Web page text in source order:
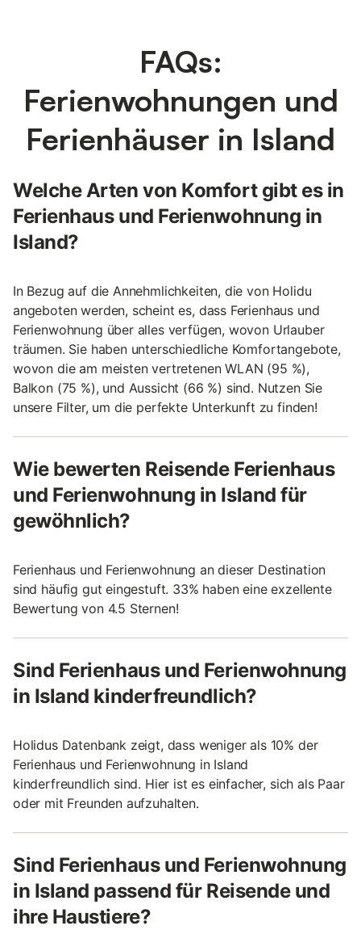
FAQs:
Ferienwohnungen und
Ferienhäuser in Island
Welche Arten von Komfort gibt es in
Ferienhaus und Ferienwohnung in
Island?
In Bezug auf die Annehmlichkeiten, die von Holidu
angeboten werden, scheint es, dass Ferienhaus und
Ferienwohnung über alles verfügen, wovon Urlauber
träumen. Sie haben unterschiedliche Komfortangebote,
wovon die am meisten vertretenen WLAN (95 %),
Balkon (75 %), und Aussicht (66 %) sind. Nutzen Sie
unsere Filter, um die perfekte Unterkunft zu finden!
Wie bewerten Reisende Ferienhaus
und Ferienwohnung in Island für
gewöhnlich?
Ferienhaus und Ferienwohnung an dieser Destination
sind häufig gut eingestuft. 33% haben eine exzellente
Bewertung von 4.5 Sternen!
Sind Ferienhaus und Ferienwohnung
in Island kinderfreundlich?
Holidus Datenbank zeigt, dass weniger als 10% der
Ferienhaus und Ferienwohnung in Island
kinderfreundlich sind. Hier ist es einfacher, sich als Paar
oder mit Freunden aufzuhalten.
Sind Ferienhaus und Ferienwohnung
in Island passend für Reisende und
ihre Haustiere?